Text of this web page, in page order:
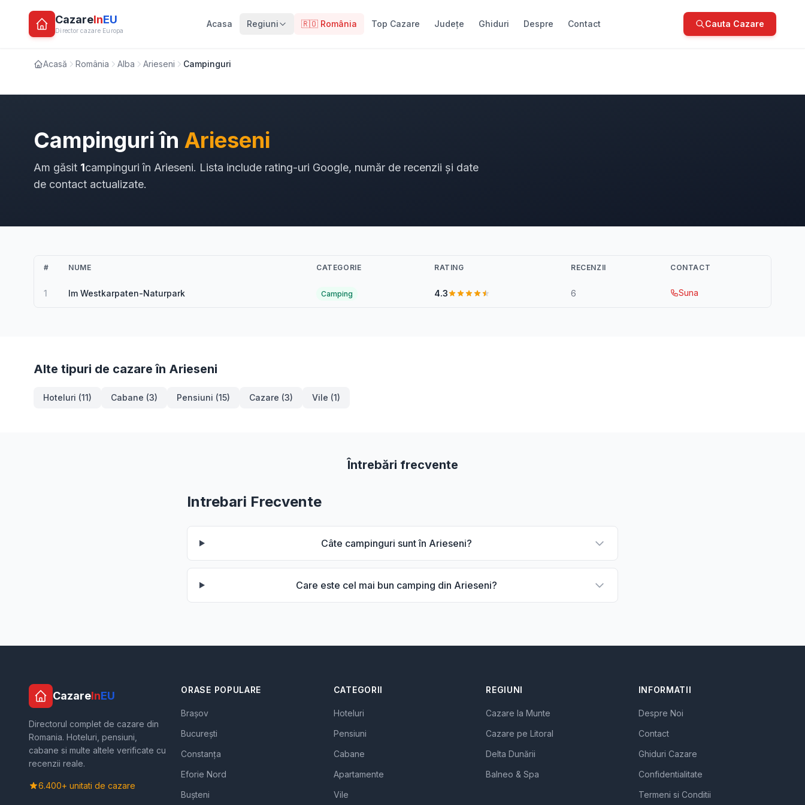
CazareInEU
Director cazare Europa
Acasa Regiuni 🇷🇴 România Top Cazare Județe Ghiduri Despre Contact Cauta Cazare
Acasă România Alba Arieseni Campinguri
Campinguri în Arieseni
Am găsit 1campinguri în Arieseni. Lista include rating-uri Google, număr de recenzii și date
de contact actualizate.
# NUME CATEGORIE RATING RECENZII CONTACT
1 Im Westkarpaten-Naturpark Camping 4.3 6 Suna
Alte tipuri de cazare în Arieseni
Hoteluri (11) Cabane (3) Pensiuni (15) Cazare (3) Vile (1)
Întrebări frecvente
Intrebari Frecvente
Câte campinguri sunt în Arieseni?
Care este cel mai bun camping din Arieseni?
CazareInEU
Directorul complet de cazare din
Romania. Hoteluri, pensiuni,
cabane si multe altele verificate cu
recenzii reale.
6.400+ unitati de cazare
ORASE POPULARE
Brașov
București
Constanța
Eforie Nord
Bușteni
CATEGORII
Hoteluri
Pensiuni
Cabane
Apartamente
Vile
REGIUNI
Cazare la Munte
Cazare pe Litoral
Delta Dunării
Balneo & Spa
INFORMATII
Despre Noi
Contact
Ghiduri Cazare
Confidentialitate
Termeni si Conditii